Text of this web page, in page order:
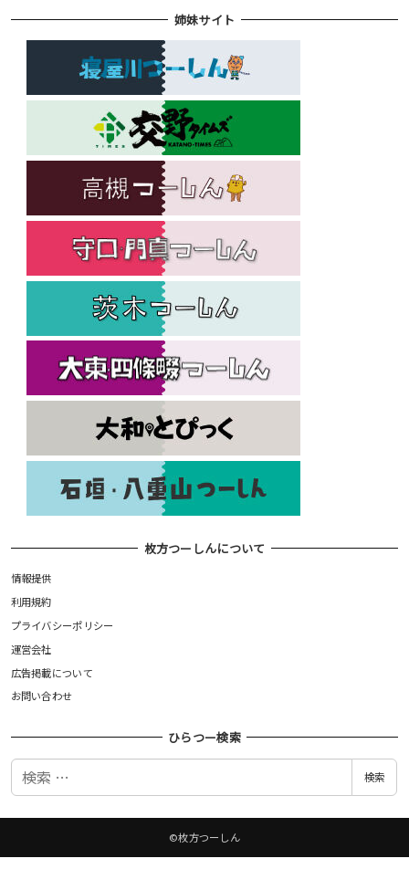
姉妹サイト
枚方つーしんについて
情報提供
利用規約
プライバシーポリシー
運営会社
広告掲載について
お問い合わせ
ひらつー検索
検
検索
©枚方つーしん